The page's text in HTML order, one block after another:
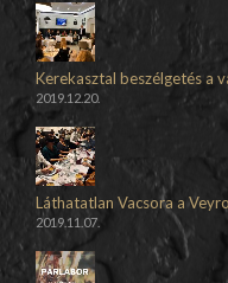
Kerekasztal beszélgetés a
2019.12.20.
Láthatatlan Vacsora a
2019.11.07.